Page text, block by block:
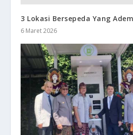
3 Lokasi Bersepeda Yang
6 Maret 2026